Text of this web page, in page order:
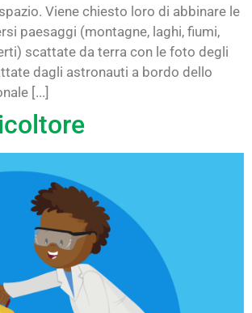
Viene chiesto loro di abbinare le
paesaggi (montagne, laghi, fiumi,
scattate da terra con le foto degli
dagli astronauti a bordo dello
[...]